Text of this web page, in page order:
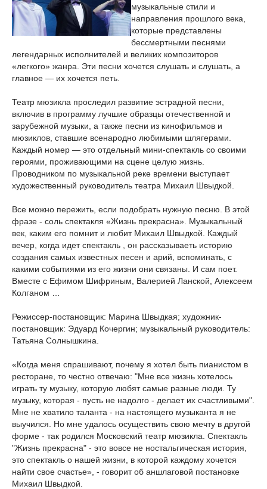
музыкальные стили и
направления прошлого века,
которые представлены
бессмертными песнями
легендарных исполнителей и великих композиторов
«легкого» жанра. Эти песни хочется слушать и слушать, а
главное — их хочется петь.
Театр мюзикла проследил развитие эстрадной песни,
включив в программу лучшие образцы отечественной и
зарубежной музыки, а также песни из кинофильмов и
мюзиклов, ставшие всенародно любимыми шлягерами.
Каждый номер — это отдельный мини-спектакль со своими
героями, проживающими на сцене целую жизнь.
Проводником по музыкальной реке времени выступает
художественный руководитель театра Михаил Швыдкой.
Все можно пережить, если подобрать нужную песню. В этой
фразе - соль спектакля «Жизнь прекрасна». Музыкальный
век, каким его помнит и любит Михаил Швыдкой. Каждый
вечер, когда идет спектакль , он рассказываеть историю
создания самых известных песен и арий, вспоминать, с
какими событиями из его жизни они связаны. И сам поет.
Вместе с Ефимом Шифриным, Валерией Ланской, Алексеем
Колганом …
Режиссер-постановщик: Марина Швыдкая; художник-
постановщик: Эдуард Кочергин; музыкальный руководитель:
Татьяна Солнышкина.
«Когда меня спрашивают, почему я хотел быть пианистом в
ресторане, то честно отвечаю: "Мне все жизнь хотелось
играть ту музыку, которую любят самые разные люди. Ту
музыку, которая - пусть не надолго - делает их счастливыми".
Мне не хватило таланта - на настоящего музыканта я не
выучился. Но мне удалось осуществить свою мечту в другой
форме - так родился Московский театр мюзикла. Спектакль
"Жизнь прекрасна" - это вовсе не ностальгическая история,
это спектакль о нашей жизни, в которой каждому хочется
найти свое счастье», - говорит об аншлаговой постановке
Михаил Швыдкой.